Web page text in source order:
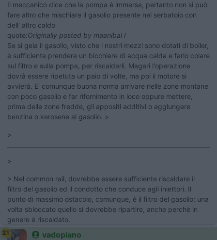
Il meccanico dice che la pompa è immersa, pertanto non si può
fare altro che mischiare il gasolio presente nel serbatoio con
dell' altro caldo
quote:Originally posted by maanibal I
Se si gela il gasolio, visto che i nostri mezzi sono dotati di boiler,
è sufficiente prendere un bicchiere di acqua calda e farlo colare
sul filtro e sulla pompa, per riscaldarli. Magari l'operazione
dovrà essere ripetuta un paio di volte, ma poi il motore si
avvierà. E' comunque buona norma arrivare nelle zone montane
con poco gasolio e far rifornimento in loco oppure mettere,
prima delle zone fredde, gli appositi additivi o aggiungere
benzina o kerosene al gasolio. >
>
>
> Nel common rail, dovrebbe essere sufficiente riscaldare il
filtro del gasolio ed il condotto che conduce agli iniettori. Il
punto di massimo ostacolo, comunque, è il filtro del gasolio; una
volta sbloccato quello si dovrebbe ripartire, anche perchè in
genere è riscaldato.
21 vadopiano